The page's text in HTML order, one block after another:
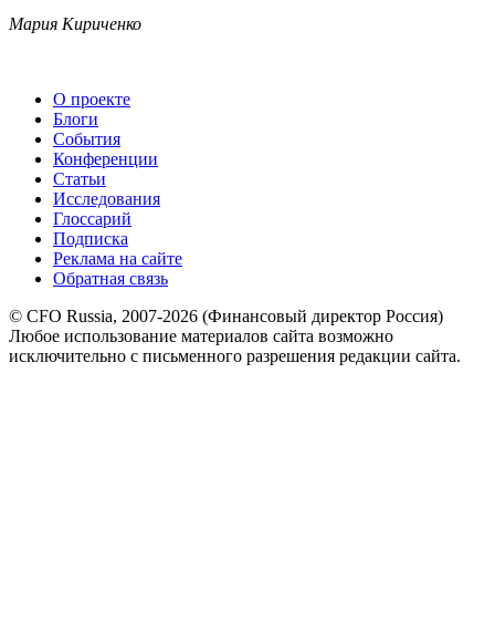
Мария Кириченко
О проекте
Блоги
События
Конференции
Статьи
Исследования
Глоссарий
Подписка
Реклама на сайте
Обратная связь
© CFO Russia, 2007-2026 (Финансовый директор Россия)
Любое использование материалов сайта возможно
исключительно с письменного разрешения редакции сайта.